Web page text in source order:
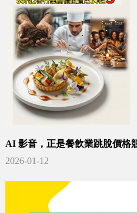
AI 影音，正是餐飲業跳脫價格
具。
2026-01-12